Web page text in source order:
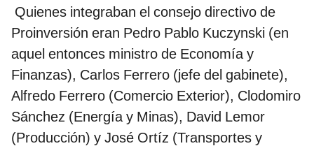
Quienes integraban el consejo directivo de
Proinversión eran Pedro Pablo Kuczynski (en
aquel entonces ministro de Economía y
Finanzas), Carlos Ferrero (jefe del gabinete),
Alfredo Ferrero (Comercio Exterior), Clodomiro
Sánchez (Energía y Minas), David Lemor
(Producción) y José Ortíz (Transportes y